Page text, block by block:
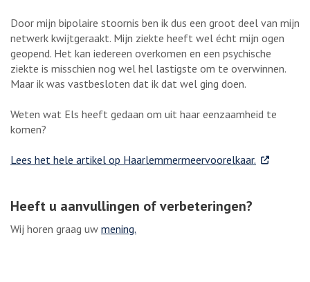
Door mijn bipolaire stoornis ben ik dus een groot deel van mijn
netwerk kwijtgeraakt. Mijn ziekte heeft wel écht mijn ogen
geopend. Het kan iedereen overkomen en een psychische
ziekte is misschien nog wel hel lastigste om te overwinnen.
Maar ik was vastbesloten dat ik dat wel ging doen.
Weten wat Els heeft gedaan om uit haar eenzaamheid te
komen?
Lees het hele artikel op Haarlemmermeervoorelkaar. . Externe
Heeft u aanvullingen of verbeteringen?
Wij horen graag uw mening.